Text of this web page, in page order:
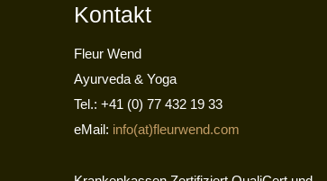
Kontakt
Fleur Wend
Ayurveda & Yoga
Tel.: +41 (0) 77 432 19 33
eMail: info(at)fleurwend.com